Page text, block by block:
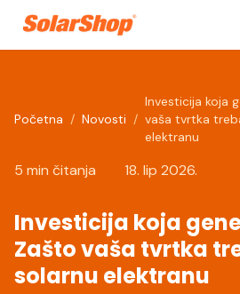
Početna / Novosti /
Investicija koja
vaša tvrtka
elektranu
5 min čitanja 18. lip 2026.
Investicija koja
Zašto vaša tvrtka
solarnu elektranu